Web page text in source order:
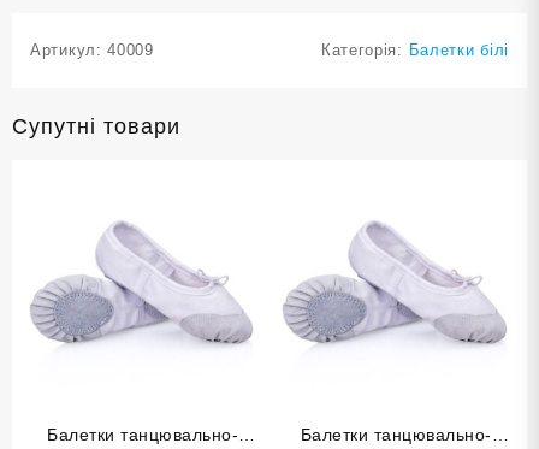
Артикул:40009 Категорія: Балетки білі
Супутні товари
Балетки танцювально-
Балетки танцювально-